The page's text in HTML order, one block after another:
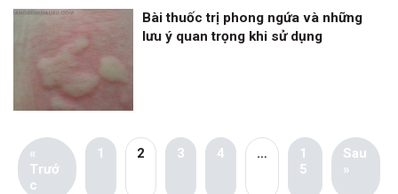
Bài thuốc trị phong ngứa và những
lưu ý quan trọng khi sử dụng
«
Trướ
c
1 2 3 4 …
1
5
Sau
»